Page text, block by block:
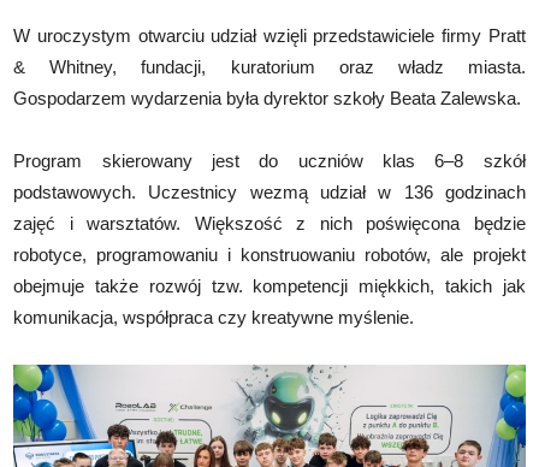
W uroczystym otwarciu udział wzięli przedstawiciele firmy Pratt
& Whitney, fundacji, kuratorium oraz władz miasta.
Gospodarzem wydarzenia była dyrektor szkoły Beata Zalewska.
Program skierowany jest do uczniów klas 6–8 szkół
podstawowych. Uczestnicy wezmą udział w 136 godzinach
zajęć i warsztatów. Większość z nich poświęcona będzie
robotyce, programowaniu i konstruowaniu robotów, ale projekt
obejmuje także rozwój tzw. kompetencji miękkich, takich jak
komunikacja, współpraca czy kreatywne myślenie.